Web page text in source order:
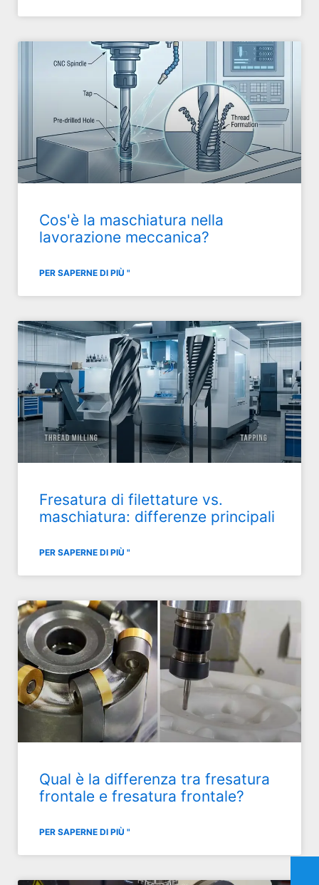
Cos'è la maschiatura nella
lavorazione meccanica?
PER SAPERNE DI PIÙ "
Fresatura di filettature vs.
maschiatura: differenze principali
PER SAPERNE DI PIÙ "
Qual è la differenza tra fresatura
frontale e fresatura frontale?
PER SAPERNE DI PIÙ "